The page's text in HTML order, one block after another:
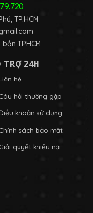
TP.HCM
TPHCM
TRỢ 24H
hệ
Câu hỏi thường gặp
khoản sử dụng
Chính sách bảo mật
Giải quyết khiếu nại